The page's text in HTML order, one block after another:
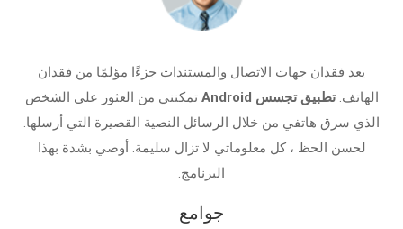
يعد فقدان جهات الاتصال والمستندات جزءًا مؤلمًا من فقدان
الهاتف.تطبيق تجسس Android
تمكنني من العثور على الشخص
الذي سرق هاتفي من خلال الرسائل النصية القصيرة التي أرسلها.
لحسن الحظ ، كل معلوماتي لا تزال سليمة. أوصي بشدة بهذا
البرنامج.
جوامع